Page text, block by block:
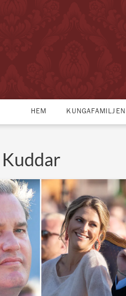
HEM KUNGAFAMILJEN